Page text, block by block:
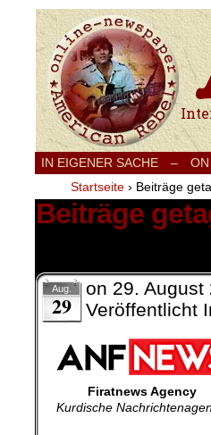
IN EIGENER SACHE –
Startseite › Beiträge
Beiträge
Aug.
29
on 29. August
Veröffentlicht
Firatnews Agency
Kurdische